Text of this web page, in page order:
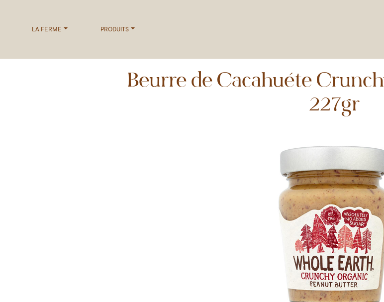
LA FERME PRODUITS
Beurre de Cacahuète
227gr